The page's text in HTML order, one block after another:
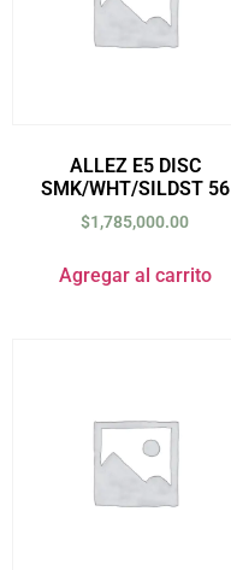
ALLEZ E5 DISC
SMK/WHT/SILDST 56
$1,785,000.00
Agregar al carrito